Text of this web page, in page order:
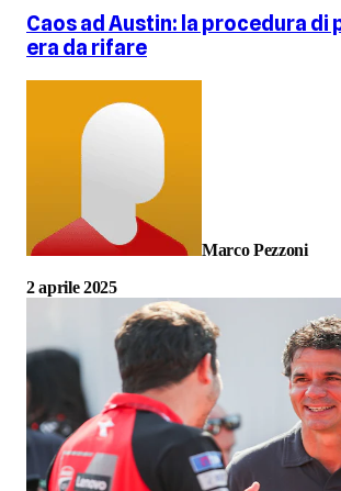
Caos ad Austin: la procedura di
era da rifare
Marco Pezzoni
2 aprile 2025